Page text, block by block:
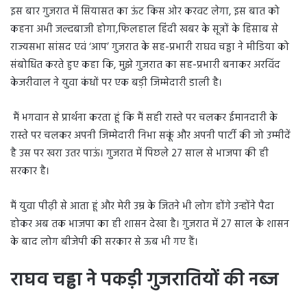
इस बार गुजरात में सियासत का ऊंट किस ओर करवट लेगा, इस बात को
कहना अभी जल्दबाजी होगा,फिलहाल हिंदी खबर के सूत्रों के हिसाब से
राज्यसभा सांसद एवं ‘आप’ गुजरात के सह-प्रभारी राघव चड्ढा ने मीडिया को
संबोधित करते हुए कहा कि, मुझे गुजरात का सह-प्रभारी बनाकर अरविंद
केजरीवाल ने युवा कंधों पर एक बड़ी जिम्मेदारी डाली है।
मैं भगवान से प्रार्थना करता हूं कि मैं सही रास्ते पर चलकर ईमानदारी के
रास्ते पर चलकर अपनी जिम्मेदारी निभा सकूं और अपनी पार्टी की जो उम्मीदें
है उस पर खरा उतर पाऊं। गुजरात में पिछले 27 साल से भाजपा की ही
सरकार है।
मैं युवा पीढ़ी से आता हूं और मेरी उम्र के जितने भी लोग होंगे उन्होंने पैदा
होकर अब तक भाजपा का ही शासन देखा है। गुजरात में 27 साल के शासन
के बाद लोग बीजेपी की सरकार से ऊब भी गए हैं।
राघव चड्ढा ने पकड़ी गुजरातियों की नब्ज